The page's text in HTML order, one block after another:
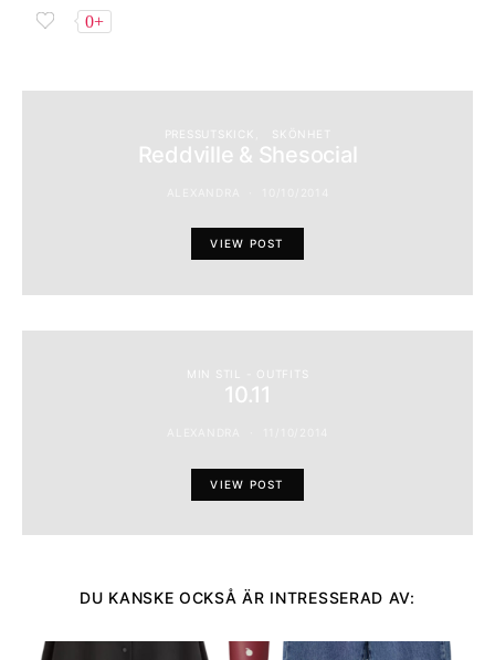
0+
PRESSUTSKICK SKÖNHET
Reddville & Shesocial
VIEW POST
MIN STIL - OUTFITS
10.11
VIEW POST
DU KANSKE OCKSÅ ÄR INTRESSERAD AV: